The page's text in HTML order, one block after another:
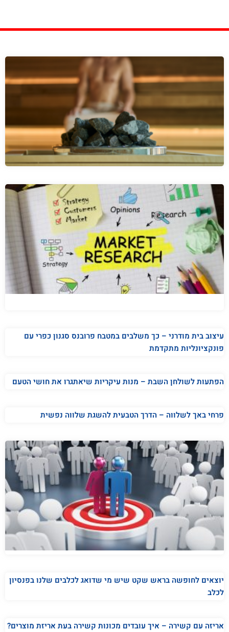
עיצוב בית מודרני – כך משלבים במטבח פרובנס סגנון כפרי עם
פונקציונליות מתקדמת
הפתעות לשולחן השבת – מנות עיקריות שיאתגרו את חושי הטעם
פרחי באך לשלווה – הדרך הטבעית להשגת שלווה נפשית
יוצאים לחופשה בראש שקט שיש מי שדואג לכלבים שלנו בפנסיון
לכלב
אריזה עם קשירה – איך עובדים מכונות קשירה בעת אריזת מוצרים?